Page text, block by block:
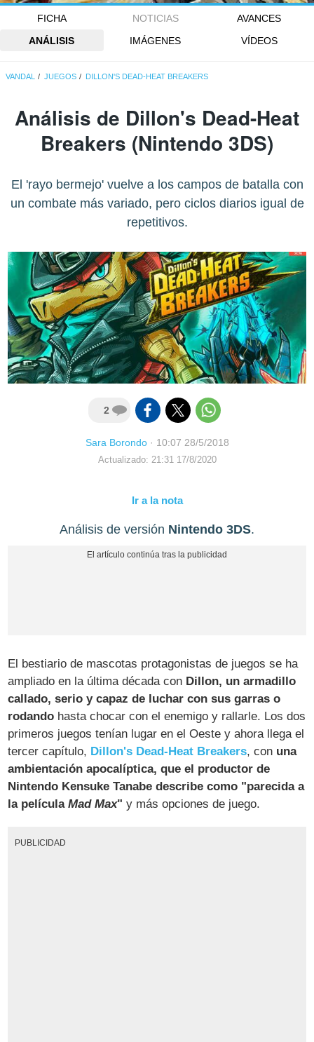
FICHA NOTICIAS
AVANCES
ANÁLISIS
IMÁGENES VÍDEOS
VANDAL JUEGOS DILLON'S DEAD-HEAT BREAKERS
Análisis de Dillon's Dead-Heat
Breakers (Nintendo 3DS)
El 'rayo bermejo' vuelve a los campos de batalla con
un combate más variado, pero ciclos diarios igual de
repetitivos.
2
Sara Borondo· 10:07 28/5/2018
Actualizado: 21:31 17/8/2020
Ir a la nota
Análisis de versión Nintendo 3DS.
El bestiario de mascotas protagonistas de juegos se ha
ampliado en la última década con Dillon, un armadillo
callado, serio y capaz de luchar con sus garras o
rodando hasta chocar con el enemigo y rallarle. Los dos
primeros juegos tenían lugar en el Oeste y ahora llega el
tercer capítulo, Dillon's Dead-Heat Breakers, con una
ambientación apocalíptica, que el productor de
Nintendo Kensuke Tanabe describe como "parecida a
la películaMad Max" y más opciones de juego.
PUBLICIDAD